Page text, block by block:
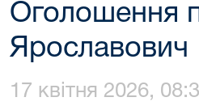
Оголошення
Ярославович
17 квітня 2026,